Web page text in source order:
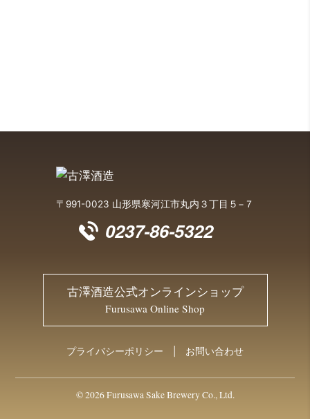
〒991-0023 山形県寒河江市丸内３丁目５−７
0237-86-5322
古澤酒造公式オンラインショップ
Furusawa Online Shop
プライバシーポリシー お問い合わせ
© 2026 Furusawa Sake Brewery Co., Ltd.